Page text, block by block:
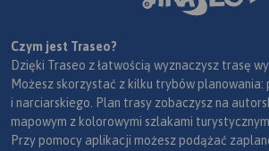
Czym jest Traseo?
Dzięki Traseo z łatwością wyznaczysz trasę
Możesz skorzystać z kilku trybów planowania:
i narciarskiego. Plan trasy zobaczysz na
mapowym z kolorowymi szlakami
Przy pomocy aplikacji możesz podążać